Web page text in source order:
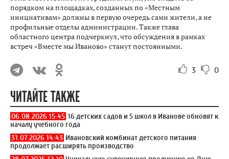
порядком на площадках, созданных по «Местным
инициативам» должны в первую очередь сами жители, а не
профильные отделы администрации. Также глава
областного центра подчеркнул, что обсуждения в рамках
встреч «Вместе мы Иваново» станут постоянными.
3 0
ЧИТАЙТЕ ТАКЖЕ
06.08.2026 15:45 16 детских садов и 5 школ в Иванове обновят к
началу учебного года
31.07.2026 14:43 Ивановский комбинат детского питания
продолжает расширять производство